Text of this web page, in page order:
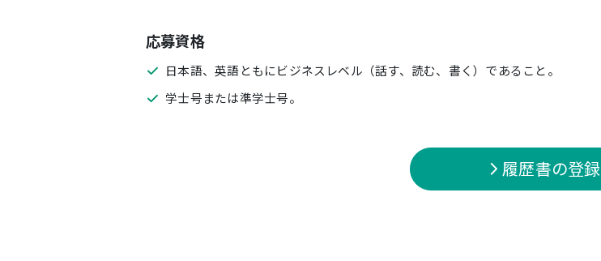
応募資格
日本語、英語ともにビジネスレベル（話す、読む、書く）であること。
学士号または準学士号。
履歴書の登録